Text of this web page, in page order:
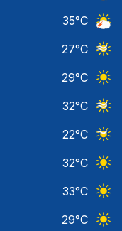
35°C
27°C
29°C
32°C
22°C
32°C
33°C
29°C